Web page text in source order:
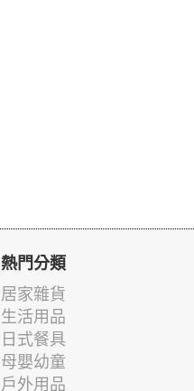
熱門分類
居家雜貨
生活用品
日式餐具
母嬰幼童
戶外用品